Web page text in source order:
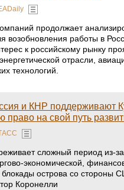
продолжает
возобновления работы в
к российскому рынку
отрасли,
технологий.
и КНР поддерживают
право на свой путь
сложный период из-за
экономической,
блокады острова со стороны
Коронелли